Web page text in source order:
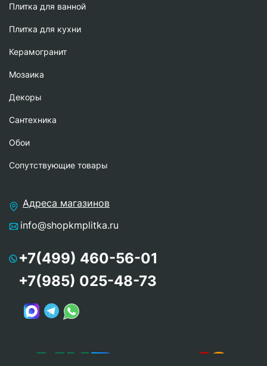
Плитка для ванной
Плитка для кухни
Керамогранит
Мозаика
Декоры
Сантехника
Обои
Сопутствующие товары
Адреса магазинов
info@shopkmplitka.ru
+7(499) 460-56-01
+7(985) 025-48-73